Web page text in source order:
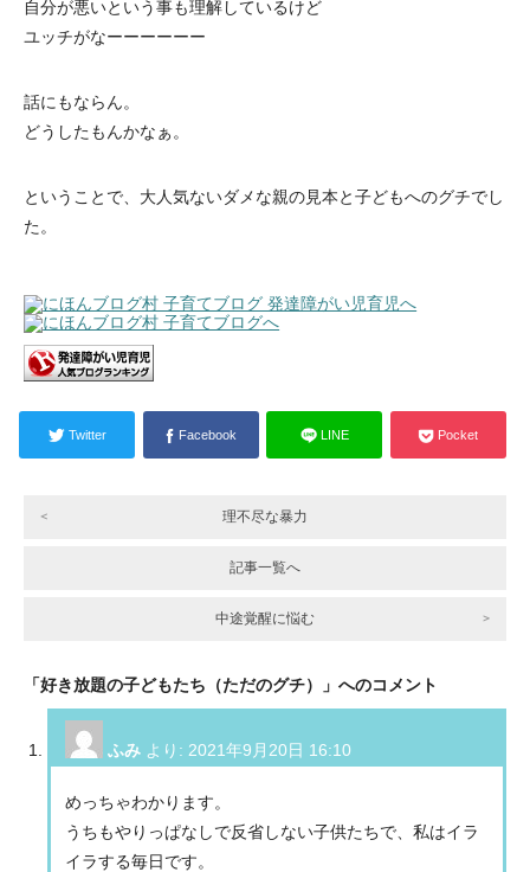
自分が悪いという事も理解しているけど
ユッチがなーーーーーー
話にもならん。
どうしたもんかなぁ。
ということで、大人気ないダメな親の見本と子どもへのグチでし
た。
Twitter Facebook LINE Pocket
理不尽な暴力
記事一覧へ
中途覚醒に悩む
「好き放題の子どもたち（ただのグチ）」へのコメント
ふみ より: 2021年9月20日 16:10
めっちゃわかります。‌
うちもやりっぱなしで反省しない子供たちで、私はイラ
イラする毎日です。‌